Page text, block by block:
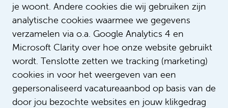
je woont. Andere cookies die wij gebruiken zijn
analytische cookies waarmee we gegevens
verzamelen via o.a. Google Analytics 4 en
Microsoft Clarity over hoe onze website gebruikt
wordt. Tenslotte zetten we tracking (marketing)
cookies in voor het weergeven van een
gepersonaliseerd vacatureaanbod op basis van de
door jou bezochte websites en jouw klikgedrag